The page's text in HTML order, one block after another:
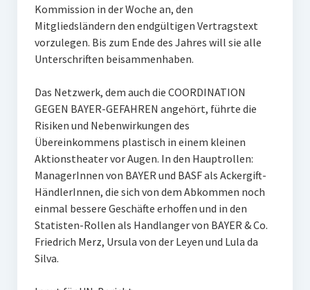
Kommission in der Woche an, den
Mitgliedsländern den endgültigen Vertragstext
vorzulegen. Bis zum Ende des Jahres will sie alle
Unterschriften beisammenhaben.
Das Netzwerk, dem auch die COORDINATION
GEGEN BAYER-GEFAHREN angehört, führte die
Risiken und Nebenwirkungen des
Übereinkommens plastisch in einem kleinen
Aktionstheater vor Augen. In den Hauptrollen:
ManagerInnen von BAYER und BASF als Ackergift-
HändlerInnen, die sich von dem Abkommen noch
einmal bessere Geschäfte erhoffen und in den
Statisten-Rollen als Handlanger von BAYER & Co.
Friedrich Merz, Ursula von der Leyen und Lula da
Silva.